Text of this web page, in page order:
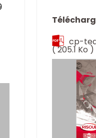
cp-
( 205.1 Ko )